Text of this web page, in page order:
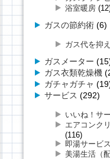
浴室暖房
ガスの節約術(6)
ガス代を抑
ガスメーター
ガス衣類乾燥機
ガチャガチャ
サービス (292)
いいね！サ
エアコンク
(116)
即湯サービス
美湯生活（